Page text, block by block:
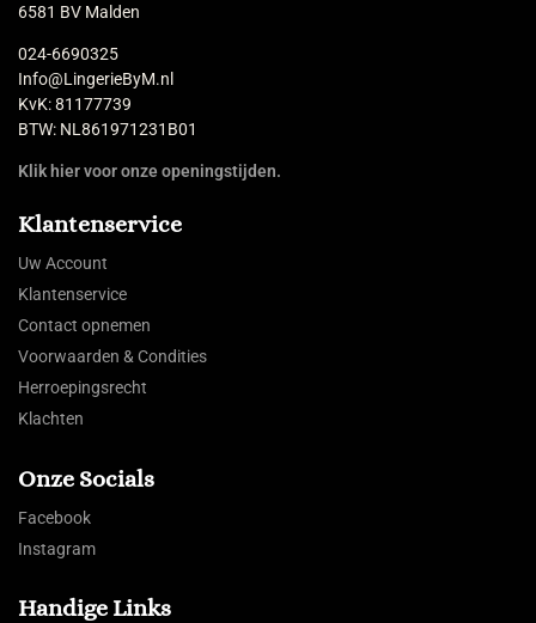
6581 BV Malden
024-6690325
Info@LingerieByM.nl
KvK: 81177739
BTW: NL861971231B01
Klik hier voor onze openingstijden.
Klantenservice
Uw Account
Klantenservice
Contact opnemen
Voorwaarden & Condities
Herroepingsrecht
Klachten
Onze Socials
Facebook
Instagram
Handige Links